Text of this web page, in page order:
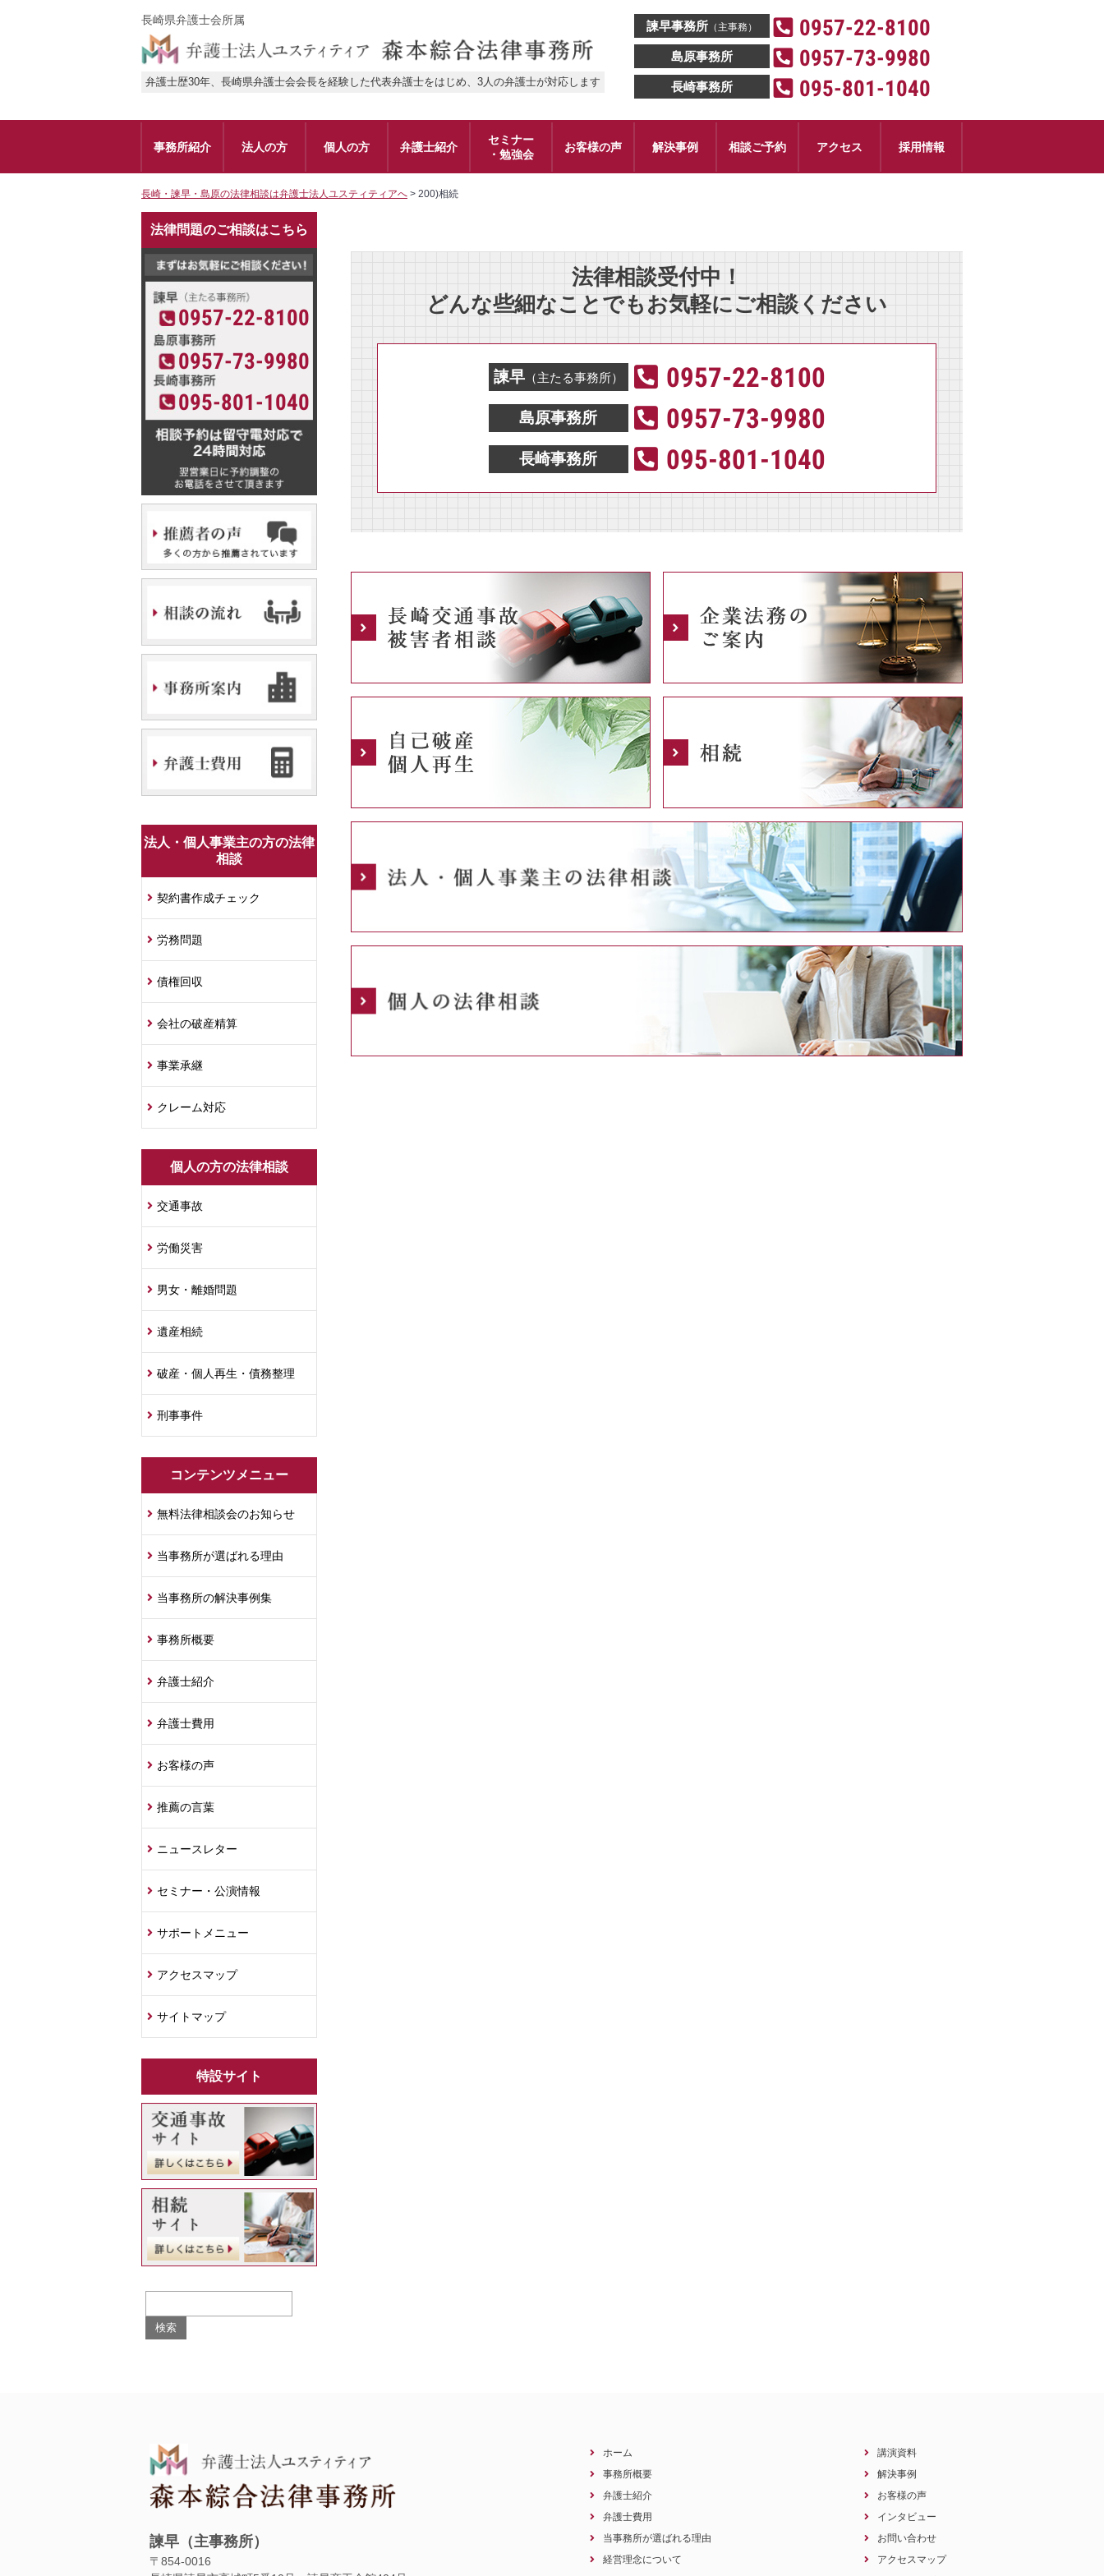
長崎県弁護士会所属
弁護士歴30年、長崎県弁護士会会長を経験した代表弁護士をはじめ、3人の弁護士が対応します
諫早事務所 （主事務） 0957-22-8100
島原事務所 0957-73-9980
長崎事務所 095-801-1040
事務所紹介 法人の方 個人の方 弁護士紹介
セミナー
・勉強会
お客様の声 解決事例 相談ご予約 アクセス 採用情報
長崎・諫早・島原の法律相談は弁護士法人ユスティティアへ > 200)相続
法律相談受付中！
どんな些細なことでもお気軽にご相談ください
諫早（主たる事務所） 0957-22-8100
島原事務所 0957-73-9980
長崎事務所 095-801-1040
法律問題のご相談はこちら
0957-22-8100
0957-73-9980
095-801-1040
法人・個人事業主の方の法律
相談
契約書作成チェック
労務問題
債権回収
会社の破産精算
事業承継
クレーム対応
個人の方の法律相談
交通事故
労働災害
男女・離婚問題
遺産相続
破産・個人再生・債務整理
刑事事件
コンテンツメニュー
無料法律相談会のお知らせ
当事務所が選ばれる理由
当事務所の解決事例集
事務所概要
弁護士紹介
弁護士費用
お客様の声
推薦の言葉
ニュースレター
セミナー・公演情報
サポートメニュー
アクセスマップ
サイトマップ
特設サイト
諫早（主事務所）
〒854‐0016
ホーム
事務所概要
弁護士紹介
弁護士費用
当事務所が選ばれる理由
経営理念について
講演資料
解決事例
お客様の声
インタビュー
お問い合わせ
アクセスマップ